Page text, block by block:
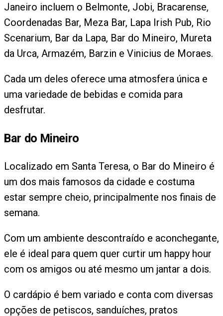
Janeiro incluem o Belmonte, Jobi, Bracarense,
Coordenadas Bar, Meza Bar, Lapa Irish Pub, Rio
Scenarium, Bar da Lapa, Bar do Mineiro, Mureta
da Urca, Armazém, Barzin e Vinicius de Moraes.
Cada um deles oferece uma atmosfera única e
uma variedade de bebidas e comida para
desfrutar.
Bar do Mineiro
Localizado em Santa Teresa, o Bar do Mineiro é
um dos mais famosos da cidade e costuma
estar sempre cheio, principalmente nos finais de
semana.
Com um ambiente descontraído e aconchegante,
ele é ideal para quem quer curtir um happy hour
com os amigos ou até mesmo um jantar a dois.
O cardápio é bem variado e conta com diversas
opções de petiscos, sanduíches, pratos